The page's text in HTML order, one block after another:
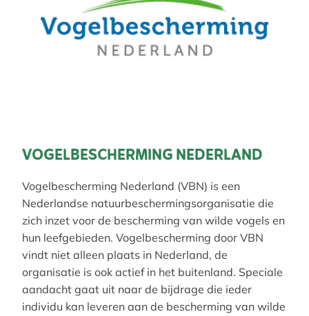
VOGELBESCHERMING NEDERLAND
Vogelbescherming Nederland (VBN) is een
Nederlandse natuurbeschermingsorganisatie die
zich inzet voor de bescherming van wilde vogels en
hun leefgebieden. Vogelbescherming door VBN
vindt niet alleen plaats in Nederland, de
organisatie is ook actief in het buitenland. Speciale
aandacht gaat uit naar de bijdrage die ieder
individu kan leveren aan de bescherming van wilde